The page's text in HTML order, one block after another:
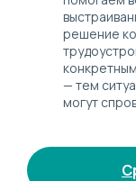
решение
— тем
могут